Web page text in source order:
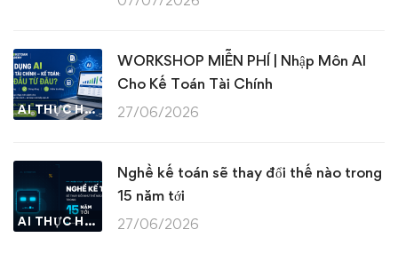
AI THỰC HÀNH
WORKSHOP MIỄN PHÍ | Nhập Môn AI
Cho Kế Toán Tài Chính
27/06/2026
AI THỰC HÀNH
Nghề kế toán sẽ thay đổi thế nào trong
15 năm tới
27/06/2026